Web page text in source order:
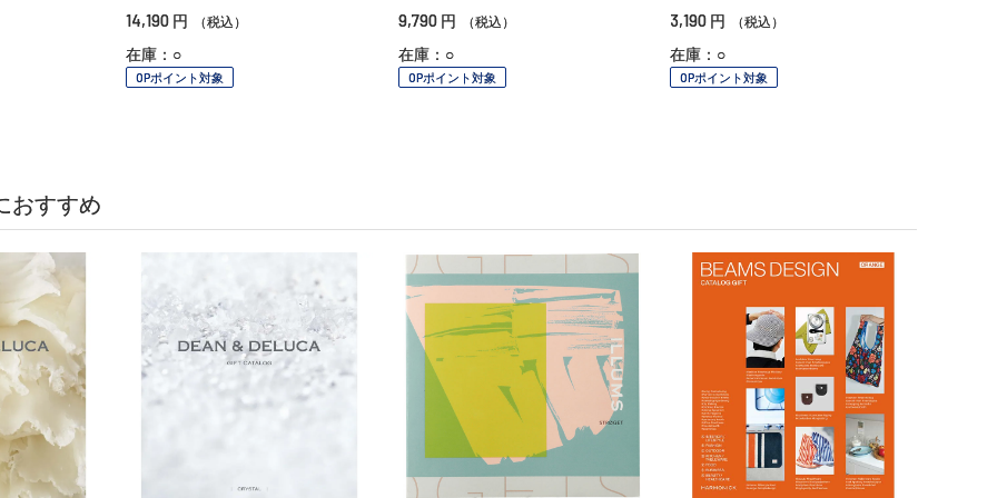
14,190 円 （税込）
在庫：○
OPポイント対象
9,790 円 （税込）
在庫：○
OPポイント対象
3,190 円 （税込）
在庫：○
OPポイント対象
おすすめ